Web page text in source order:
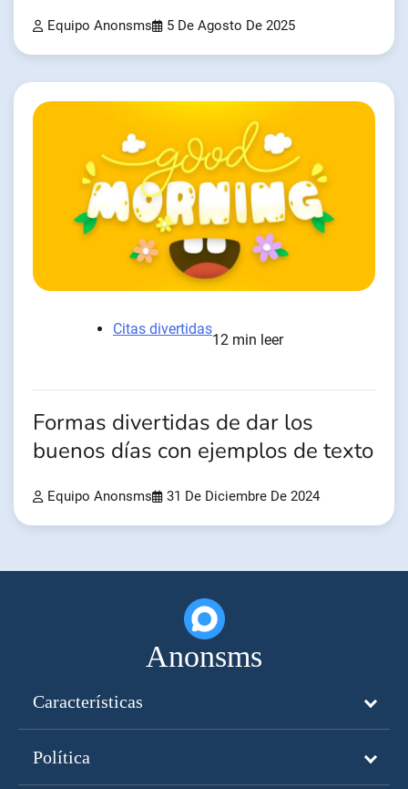
Equipo Anonsms 5 De Agosto De 2025
Citas divertidas
12 min leer
Formas divertidas de dar los
buenos días con ejemplos de texto
Equipo Anonsms 31 De Diciembre De 2024
Anonsms
Características
Política